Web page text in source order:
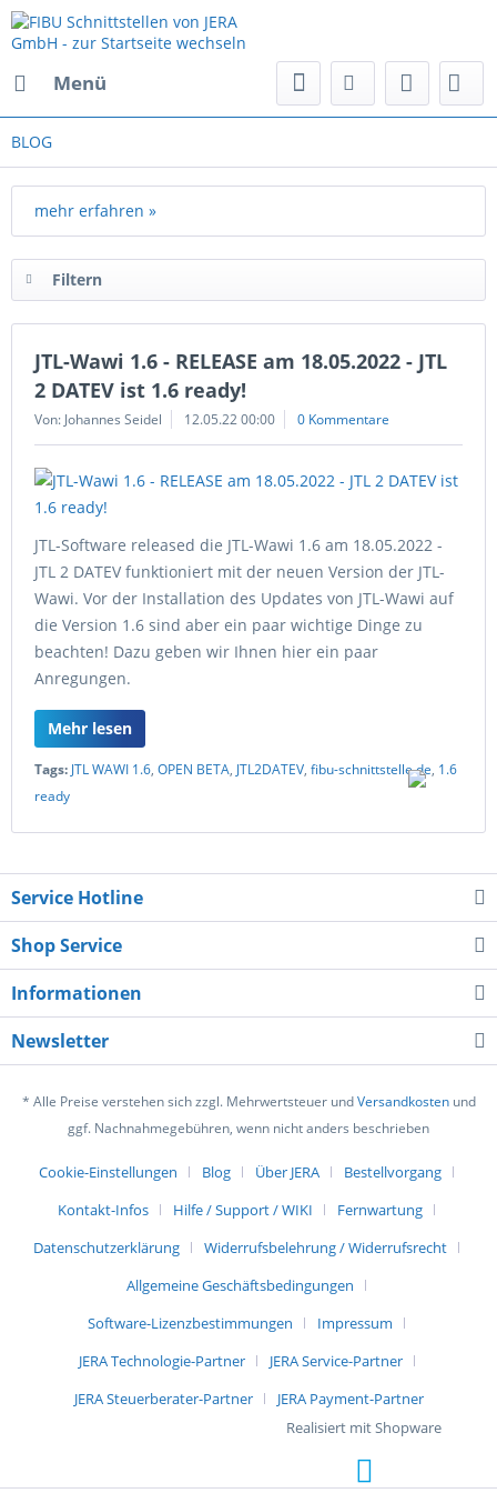
Menü
BLOG
mehr erfahren »
Filtern
JTL-Wawi 1.6 - RELEASE am 18.05.2022 - JTL
2 DATEV ist 1.6 ready!
Von: Johannes Seidel 12.05.22 00:00 0 Kommentare
JTL-Software released die JTL-Wawi 1.6 am 18.05.2022 -
JTL 2 DATEV funktioniert mit der neuen Version der JTL-
Wawi. Vor der Installation des Updates von JTL-Wawi auf
die Version 1.6 sind aber ein paar wichtige Dinge zu
beachten! Dazu geben wir Ihnen hier ein paar
Anregungen.
Mehr lesen
Tags: JTL WAWI 1.6, OPEN BETA, JTL2DATEV, fibu-schnittstelle.de, 1.6
ready
Service Hotline
Shop Service
Informationen
Newsletter
* Alle Preise verstehen sich zzgl. Mehrwertsteuer undVersandkostenund
ggf. Nachnahmegebühren, wenn nicht anders beschrieben
Cookie-Einstellungen Blog Über JERA
Bestellvorgang
Kontakt-Infos
Hilfe / Support / WIKI
Fernwartung
Datenschutzerklärung
Widerrufsbelehrung / Widerrufsrecht
Allgemeine Geschäftsbedingungen
Software-Lizenzbestimmungen
Impressum
JERA Technologie-Partner
JERA Service-Partner
JERA Steuerberater-Partner
JERA Payment-Partner
Realisiert mit Shopware